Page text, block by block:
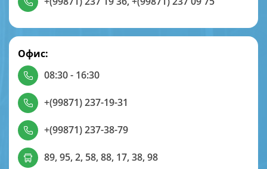
Офис:
08:30 - 16:30
+(99871) 237-19-31
+(99871) 237-38-79
89, 95, 2, 58, 88, 17, 38, 98